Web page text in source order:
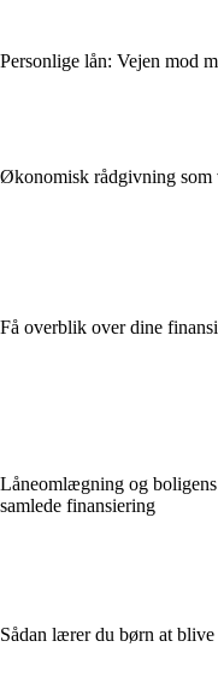
Personlige lån: Vejen mod
Økonomisk rådgivning
Få overblik over dine
Låneomlægning og
samlede finansiering
Sådan lærer du børn at